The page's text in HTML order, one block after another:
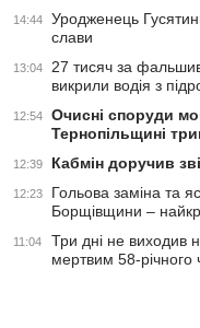
14:44
Уродженець
слави
13:04
27 тисяч за
викрили водія з
12:54
Очисні споруди
Тернопільщині
12:39 Кабмін доручив
12:23
Гольова заміна та
Борщівщини –
11:04
Три дні не виходив
мертвим 58-річного